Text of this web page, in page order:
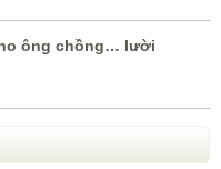
ông chồng… lười